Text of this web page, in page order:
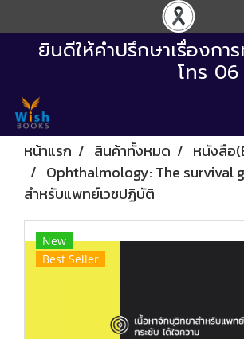
ยินดีให้คำปรึกษาเรื่องกา
โทร
หน้าแรก สินค้าทั้งหมด
หนังสือ
Ophthalmology: The survival
สำหรับแพทย์เวชปฏิบัติ
New
Best Seller